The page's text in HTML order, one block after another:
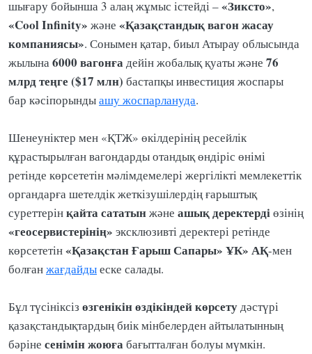
шығару бойынша 3 алаң жұмыс істейді –«Зиксто»,
«Cool Infinity» және «Қазақстандық вагон жасау
компаниясы». Сонымен қатар, биыл Атырау облысында
жылына6000 вагонғадейін жобалық қуаты және 76
млрд теңге ($17 млн) бастапқы инвестиция жоспары
бар кәсіпорындыашу жоспарлануда.
Шенеуніктер мен «ҚТЖ» өкілдерінің ресейлік
құрастырылған вагондарды отандық өндіріс өнімі
ретінде көрсететін мәлімдемелері жергілікті мемлекеттік
органдарға шетелдік жеткізушілердің ғарыштық
суреттерінқайта сататынжәне ашықдеректердіөзінің
«геосервистерінің» эксклюзивті деректері ретінде
көрсететін«Қазақстан Ғарыш Сапары» ҰК» АҚ-мен
болғанжағдайдыеске салады.
Бұл түсініксіз өзгенікін өздікіндей көрсетудәстүрі
қазақстандықтардың биік мінбелерден айтылатынның
бәріне сенімін жоюғабағытталған болуы мүмкін.